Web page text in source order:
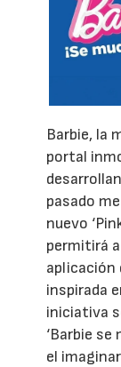
Barbie, la
portal
pasado
nuevo
permitirá
aplicación
inspirada
iniciativa
‘Barbie
el